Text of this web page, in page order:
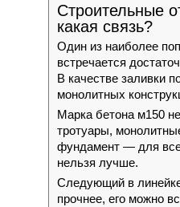
Строительные
какая связь?
Один из наиболее
встречается
В качестве заливки
монолитных
Марка бетона м150
тротуары,
фундамент — для
нельзя лучше.
Следующий в
прочнее, его можно